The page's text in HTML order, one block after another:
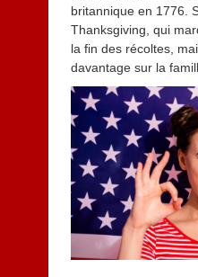
britannique en 1776.
Thanksgiving, qui
la fin des récoltes,
davantage sur la